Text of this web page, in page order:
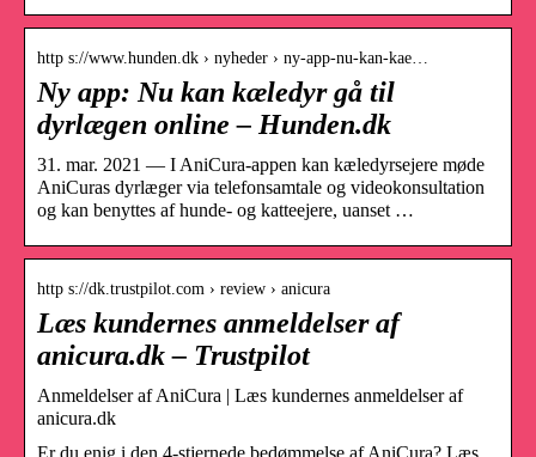
http s://www.hunden.dk › nyheder › ny-app-nu-kan-kae…
Ny app: Nu kan kæledyr gå til
dyrlægen online – Hunden.dk
31. mar. 2021 — I AniCura-appen kan kæledyrsejere møde
AniCuras dyrlæger via telefonsamtale og videokonsultation
og kan benyttes af hunde- og katteejere, uanset …
http s://dk.trustpilot.com › review › anicura
Læs kundernes anmeldelser af
anicura.dk – Trustpilot
Anmeldelser af AniCura | Læs kundernes anmeldelser af
anicura.dk
Er du enig i den 4-stjernede bedømmelse af AniCura? Læs,